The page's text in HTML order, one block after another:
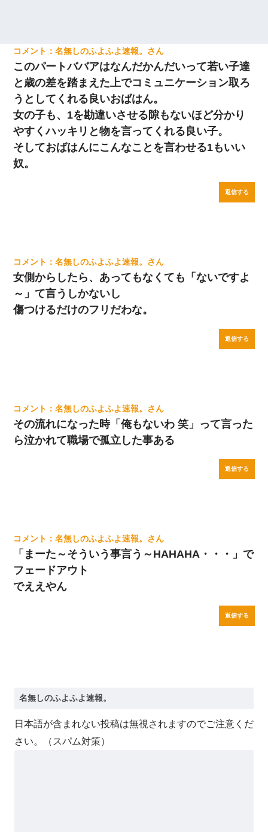
名無しのふよふよ速報。
このパートババアはなんだかんだいって若い子達
と歳の差を踏まえた上でコミュニケーション取ろ
うとしてくれる良いおばはん。
女の子も、1を勘違いさせる隙もないほど分かり
やすくハッキリと物を言ってくれる良い子。
そしておばはんにこんなことを言わせる1もいい
奴。
返信する
名無しのふよふよ速報。
女側からしたら、あってもなくても「ないですよ
～」て言うしかないし
傷つけるだけのフリだわな。
返信する
名無しのふよふよ速報。
その流れになった時「俺もないわ 笑」って言った
ら泣かれて職場で孤立した事ある
返信する
名無しのふよふよ速報。
「まーた～そういう事言う～HAHAHA・・・」で
フェードアウト
でええやん
返信する
日本語が含まれない投稿は無視されますのでご注意くだ
さい。（スパム対策）